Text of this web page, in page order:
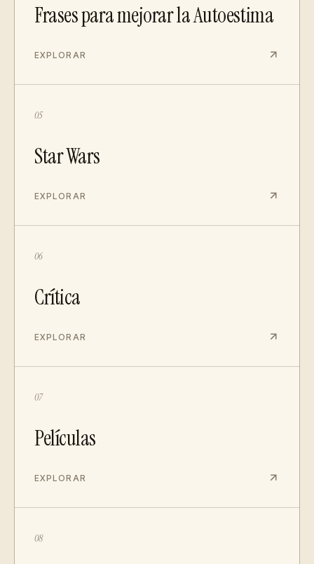
Frases para mejorar la Autoestima
EXPLORAR
05
Star Wars
EXPLORAR
06
Crítica
EXPLORAR
07
Películas
EXPLORAR
08